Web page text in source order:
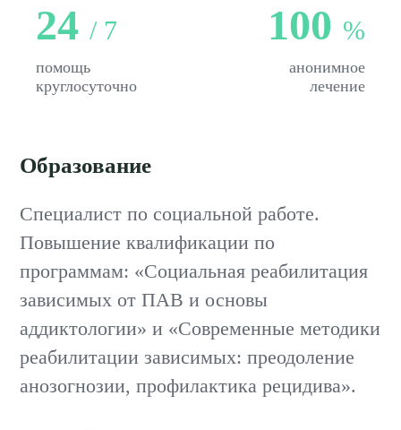
24/ 7
помощь
круглосуточно
100 %
анонимное
лечение
Образование
Специалист по социальной работе.
Повышение квалификации по
программам: «Социальная реабилитация
зависимых от ПАВ и основы
аддиктологии» и «Современные методики
реабилитации зависимых: преодоление
анозогнозии, профилактика рецидива».